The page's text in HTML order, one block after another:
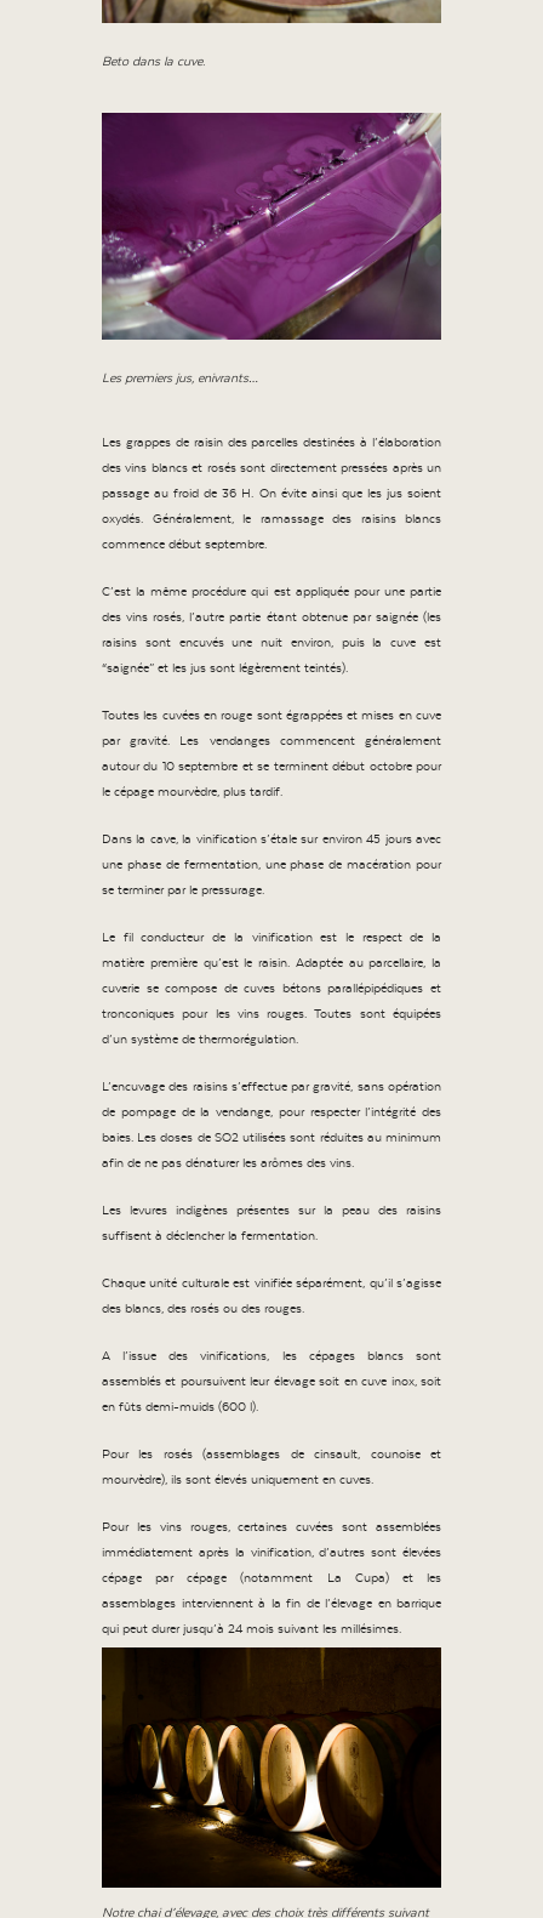
Beto dans la cuve.
Les premiers jus, enivrants…
Les grappes de raisin des parcelles destinées à l’élaboration
des vins blancs et rosés sont directement pressées après un
passage au froid de 36 H. On évite ainsi que les jus soient
oxydés. Généralement, le ramassage des raisins blancs
commence début septembre.
C’est la même procédure qui est appliquée pour une partie
des vins rosés, l’autre partie étant obtenue par saignée (les
raisins sont encuvés une nuit environ, puis la cuve est
“saignée” et les jus sont légèrement teintés).
Toutes les cuvées en rouge sont égrappées et mises en cuve
par gravité. Les vendanges commencent généralement
autour du 10 septembre et se terminent début octobre pour
le cépage mourvèdre, plus tardif.
Dans la cave, la vinification s’étale sur environ 45 jours avec
une phase de fermentation, une phase de macération pour
se terminer par le pressurage.
Le fil conducteur de la vinification est le respect de la
matière première qu’est le raisin. Adaptée au parcellaire, la
cuverie se compose de cuves bétons parallépipédiques et
tronconiques pour les vins rouges. Toutes sont équipées
d’un système de thermorégulation.
L’encuvage des raisins s’effectue par gravité, sans opération
de pompage de la vendange, pour respecter l’intégrité des
baies. Les doses de SO2 utilisées sont réduites au minimum
afin de ne pas dénaturer les arômes des vins.
Les levures indigènes présentes sur la peau des raisins
suffisent à déclencher la fermentation.
Chaque unité culturale est vinifiée séparément, qu’il s’agisse
des blancs, des rosés ou des rouges.
A l’issue des vinifications, les cépages blancs sont
assemblés et poursuivent leur élevage soit en cuve inox, soit
en fûts demi-muids (600 l).
Pour les rosés (assemblages de cinsault, counoise et
mourvèdre), ils sont élevés uniquement en cuves.
Pour les vins rouges, certaines cuvées sont assemblées
immédiatement après la vinification, d’autres sont élevées
cépage par cépage (notamment La Cupa) et les
assemblages interviennent à la fin de l’élevage en barrique
qui peut durer jusqu’à 24 mois suivant les millésimes.
Notre chai d’élevage, avec des choix très différents suivant